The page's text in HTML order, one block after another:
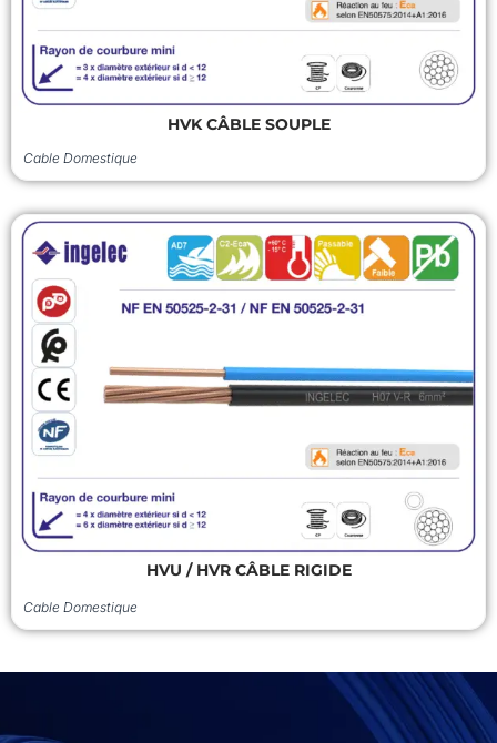
HVK CÂBLE SOUPLE
Cable Domestique
HVU / HVR CÂBLE RIGIDE
Cable Domestique